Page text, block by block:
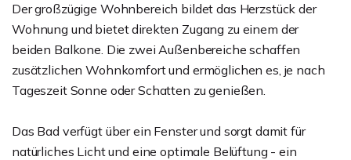
Der großzügige Wohnbereich bildet das Herzstück der
Wohnung und bietet direkten Zugang zu einem der
beiden Balkone. Die zwei Außenbereiche schaffen
zusätzlichen Wohnkomfort und ermöglichen es, je nach
Tageszeit Sonne oder Schatten zu genießen.
Das Bad verfügt über ein Fenster und sorgt damit für
natürliches Licht und eine optimale Belüftung - ein